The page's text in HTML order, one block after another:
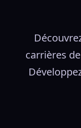
carrières